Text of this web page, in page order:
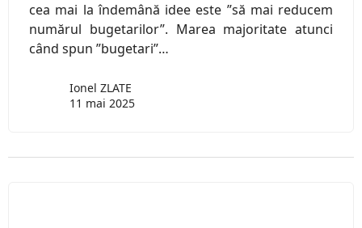
cea mai la îndemână idee este ”să mai reducem
numărul bugetarilor”. Marea majoritate atunci
când spun ”bugetari”…
Ionel ZLATE
11 mai 2025